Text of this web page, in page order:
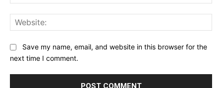
Save my name, email, and website in this browser for the
next time I comment.